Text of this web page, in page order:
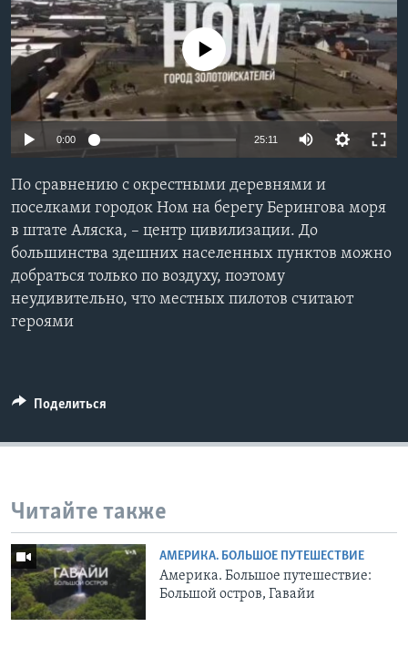
Learning English
СОЦИАЛЬНЫЕ СЕТИ
No media source currently available
0:00 25:11
По сравнению с окрестными деревнями и
поселками городок Ном на берегу Берингова моря
в штате Аляска, – центр цивилизации. До
большинства здешних населенных пунктов можно
добраться только по воздуху, поэтому
неудивительно, что местных пилотов считают
героями
Поделиться
Читайте также
АМЕРИКА. БОЛЬШОЕ ПУТЕШЕСТВИЕ
Америка. Большое путешествие:
Большой остров, Гавайи